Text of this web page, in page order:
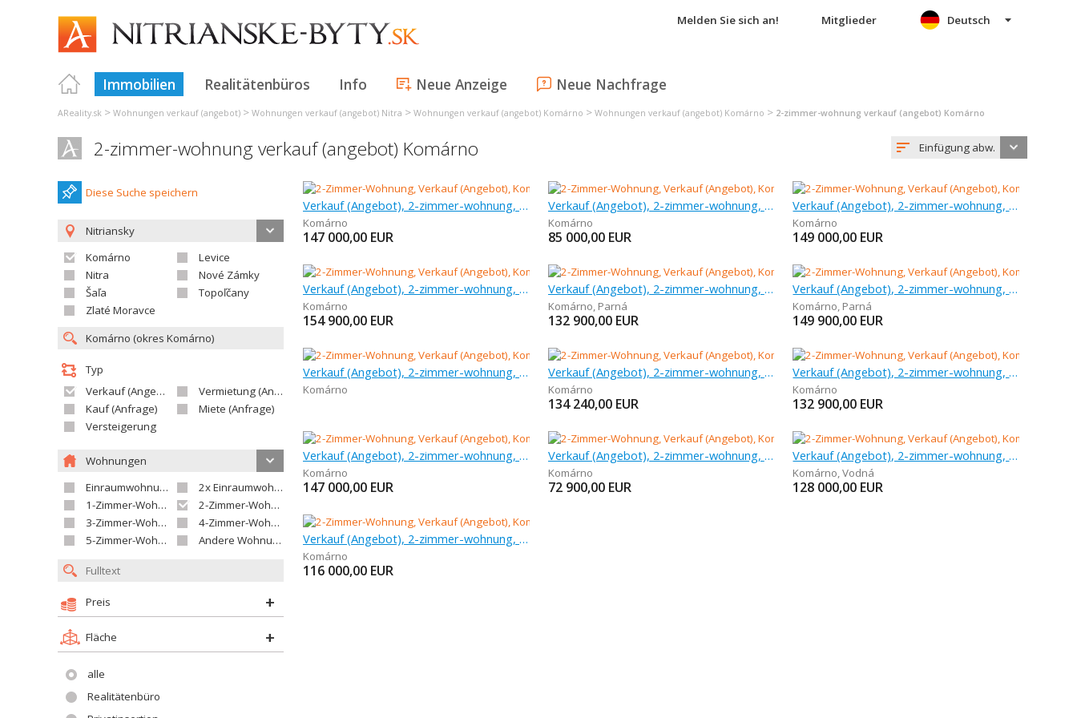
Melden Sie sich an! Mitglieder
Immobilien Realitätenbüros Info Neue Anzeige Neue Nachfrage
Deutsch
AReality.sk > Wohnungen verkauf (angebot) > Wohnungen verkauf (angebot) Nitra > Wohnungen verkauf (angebot) Komárno > Wohnungen verkauf (angebot) Komárno > 2-zimmer-wohnung verkauf (angebot) Komárno
2-zimmer-wohnung verkauf (angebot) Komárno Einfügung abw.
Diese Suche speichern
Nitriansky
Komárno
Levice
Nitra
Nové Zámky
Šaľa
Topoľčany
Zlaté Moravce
Typ
Verkauf (Angebot)
Vermietung (Angebot)
Kauf (Anfrage)
Miete (Anfrage)
Versteigerung
Wohnungen
Einraumwohnung
2x Einraumwohnung
1-Zimmer-Wohnung
2-Zimmer-Wohnung
3-Zimmer-Wohnung
4-Zimmer-Wohnung
5-Zimmer-Wohnung und größer
Andere Wohnung
Preis
Fläche
alle
Realitätenbüro
Verkauf (Angebot), 2-zimmer-wohnung, 49 m
Komárno
147 000,00 EUR
Verkauf (Angebot), 2-zimmer-wohnung, 57 m
Komárno
85 000,00 EUR
Verkauf (Angebot), 2-zimmer-wohnung, 59 m
Komárno
149 000,00 EUR
Verkauf (Angebot), 2-zimmer-wohnung, 60 m
Komárno
154 900,00 EUR
Verkauf (Angebot), 2-zimmer-wohnung, 60 m
Komárno, Parná
132 900,00 EUR
Verkauf (Angebot), 2-zimmer-wohnung, 60 m
Komárno, Parná
149 900,00 EUR
Verkauf (Angebot), 2-zimmer-wohnung, 92 m
Komárno
Verkauf (Angebot), 2-zimmer-wohnung, 54 m
Komárno
134 240,00 EUR
Verkauf (Angebot), 2-zimmer-wohnung, 61 m
Komárno
132 900,00 EUR
Verkauf (Angebot), 2-zimmer-wohnung, 49 m
Komárno
147 000,00 EUR
Verkauf (Angebot), 2-zimmer-wohnung, 58 m
Komárno
72 900,00 EUR
Verkauf (Angebot), 2-zimmer-wohnung, 63 m
Komárno,Vodná
128 000,00 EUR
Verkauf (Angebot), 2-zimmer-wohnung, 67 m
Komárno
116 000,00 EUR